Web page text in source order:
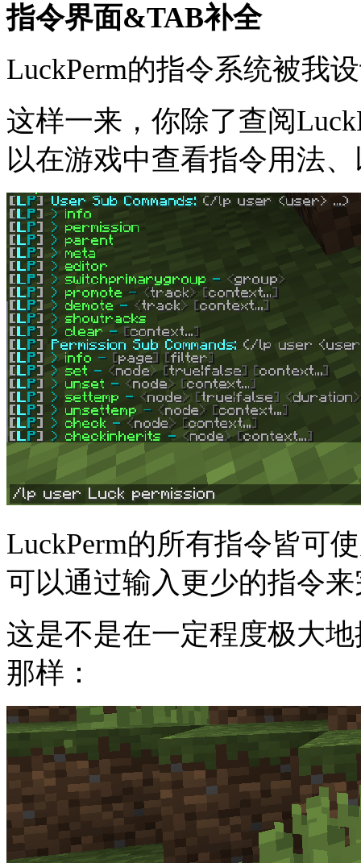
指令界面&TAB补全
LuckPerm的指令系统被我
这样一来，你除了查阅
以在游戏中查看指令用法
LuckPerm的所有指令皆可
可以通过输入更少的指令
这是不是在一定程度极大
那样：